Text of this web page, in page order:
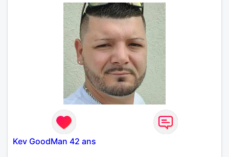
Kev GoodMan 42 ans